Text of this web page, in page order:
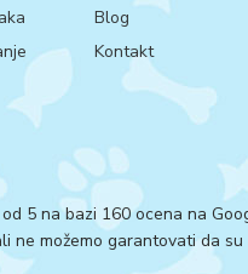
Blog
Kontakt
5 na bazi 160 ocena na
ne možemo garantovati da